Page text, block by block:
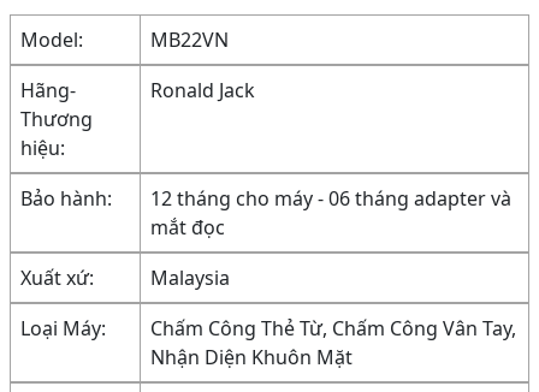
Model:
MB22VN
Hãng-
Thương
hiệu:
Ronald Jack
Bảo hành:
12 tháng cho máy - 06 tháng adapter và
mắt đọc
Xuất xứ:
Malaysia
Loại Máy:
Chấm Công Thẻ Từ, Chấm Công Vân Tay,
Nhận Diện Khuôn Mặt